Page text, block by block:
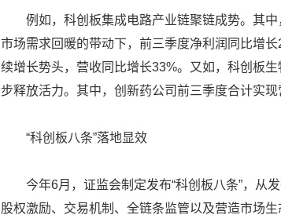
例如，科创板集成电路产业链聚链成势。其
市场需求回暖的带动下，前三季度净利润同比增
续增长势头，营收同比增长33%。又如，科创板
步释放活力。其中，创新药公司前三季度合计实现
“科创板八条”落地显效
今年6月，证监会制定发布“科创板八条”，从
股权激励、交易机制、全链条监管以及营造市场生